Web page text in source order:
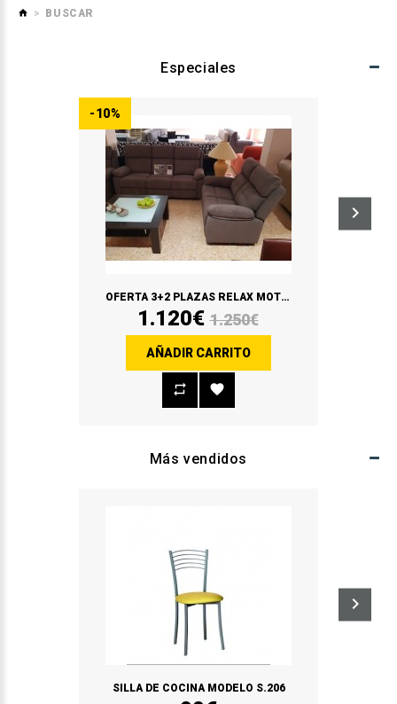
BUSCAR
Especiales
-10%
OFERTA 3+2 PLAZAS RELAX MOTORIZADO 3 PLAZAS / FIJO 2 PLAZAS
1.120€ 1.250€
AÑADIR CARRITO
Más vendidos
SILLA DE COCINA MODELO S.206